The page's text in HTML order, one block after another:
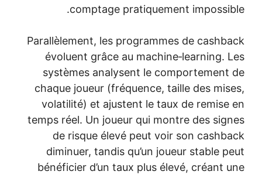
comptage
Parallèlement, les programmes
évoluent grâce au
systèmes analysent le
chaque joueur (fréquence,
volatilité) et ajustent le taux
temps réel. Un joueur qui
de risque élevé peut voir
diminuer, tandis qu’un
bénéficier d’un taux plus